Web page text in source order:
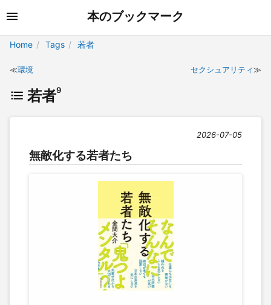
本のブックマーク
Home Tags 若者
環境 セクシュアリティ
若者9
2026-07-05
無敵化する若者たち